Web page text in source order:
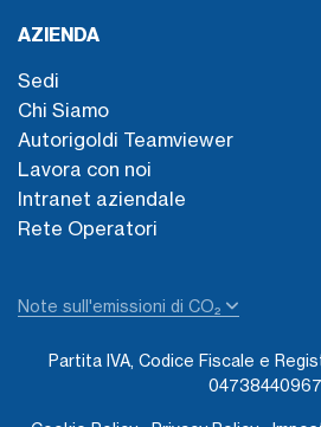
AZIENDA
Sedi
Chi Siamo
Autorigoldi Teamviewer
Lavora con noi
Intranet aziendale
Rete Operatori
Note sull'emissioni di CO₂
Partita IVA, Codice Fiscale e
04738440967